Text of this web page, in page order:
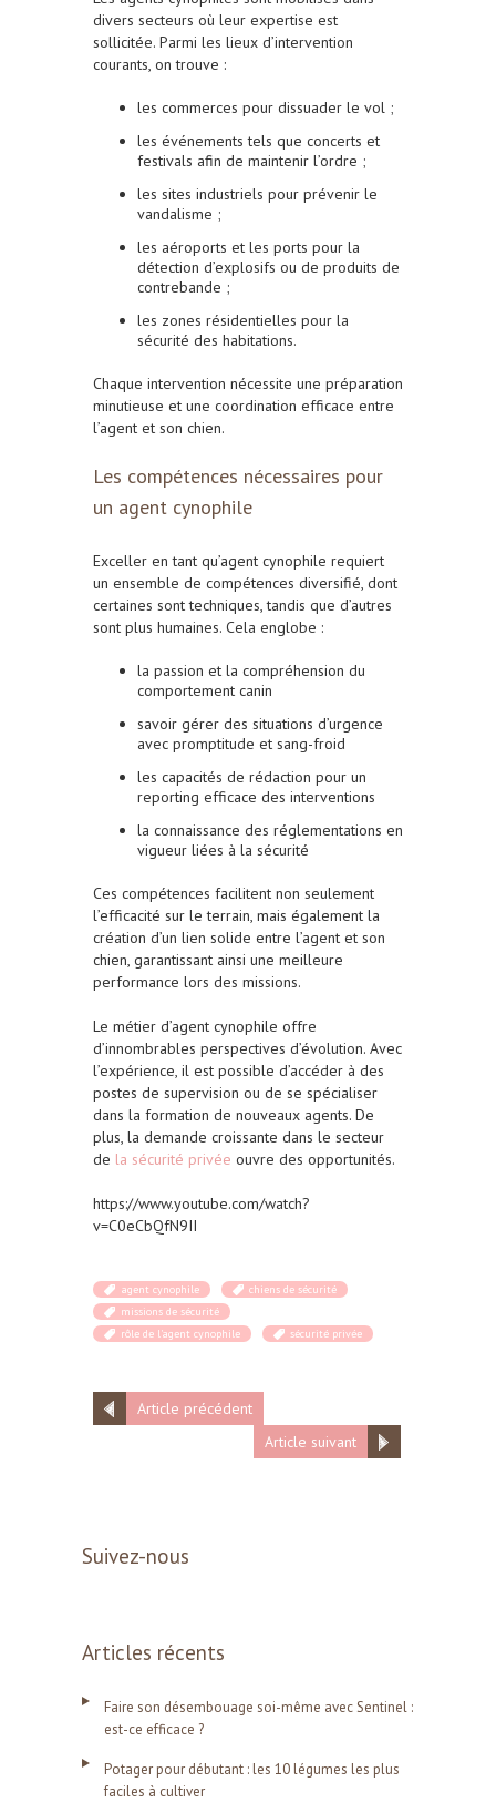
divers secteurs où leur expertise est
sollicitée. Parmi les lieux d’intervention
courants, on trouve :
les commerces pour dissuader le vol ;
les événements tels que concerts et
festivals afin de maintenir l’ordre ;
les sites industriels pour prévenir le
vandalisme ;
les aéroports et les ports pour la
détection d’explosifs ou de produits de
contrebande ;
les zones résidentielles pour la
sécurité des habitations.
Chaque intervention nécessite une préparation
minutieuse et une coordination efficace entre
l’agent et son chien.
Les compétences nécessaires pour
un agent cynophile
Exceller en tant qu’agent cynophile requiert
un ensemble de compétences diversifié, dont
certaines sont techniques, tandis que d’autres
sont plus humaines. Cela englobe :
la passion et la compréhension du
comportement canin
savoir gérer des situations d’urgence
avec promptitude et sang-froid
les capacités de rédaction pour un
reporting efficace des interventions
la connaissance des réglementations en
vigueur liées à la sécurité
Ces compétences facilitent non seulement
l’efficacité sur le terrain, mais également la
création d’un lien solide entre l’agent et son
chien, garantissant ainsi une meilleure
performance lors des missions.
Le métier d’agent cynophile offre
d’innombrables perspectives d’évolution. Avec
l’expérience, il est possible d’accéder à des
postes de supervision ou de se spécialiser
dans la formation de nouveaux agents. De
plus, la demande croissante dans le secteur
de la sécurité privée ouvre des opportunités.
https://www.youtube.com/watch?
v=C0eCbQfN9II
agent cynophile
chiens de sécurité
missions de sécurité
rôle de l'agent cynophile
sécurité privée
Article précédent
Article suivant
Suivez-nous
Articles récents
Faire son désembouage soi-même avec Sentinel :
est-ce efficace ?
Potager pour débutant : les 10 légumes les plus
faciles à cultiver